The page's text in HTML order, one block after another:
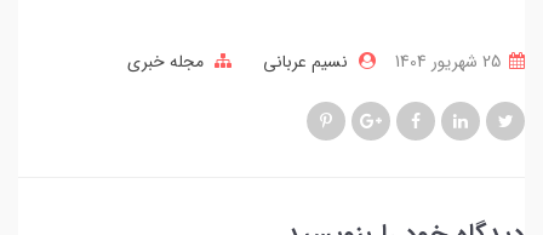
نسیم عربانی مجله خبری